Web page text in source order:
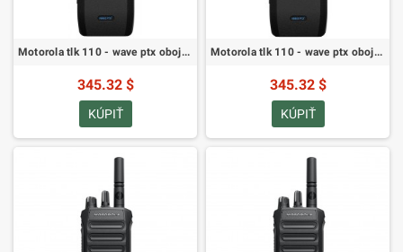
Motorola tlk 110 - wave ptx obojsmerné rádio - vstavaná sim (HK2187A)
345.32 $
KÚPIŤ
Motorola tlk 110 - wave ptx obojsmerné rádio - sim free (HK2189A)
345.32 $
KÚPIŤ